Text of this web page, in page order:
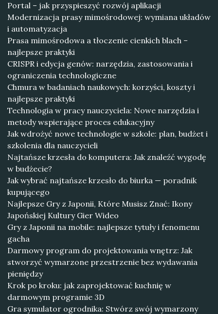
Portal – jak przyspieszyć rozwój aplikacji
Modernizacja prasy mimośrodowej: wymiana układów
i automatyzacja
Prasa mimośrodowa a tłoczenie cienkich blach –
najlepsze praktyki
CRISPR i edycja genów: narzędzia, zastosowania i
ograniczenia technologiczne
Chmura w badaniach naukowych: korzyści, koszty i
najlepsze praktyki
Technologia w pracy nauczyciela: Nowe narzędzia i
metody wspierające proces edukacyjny
Jak wdrożyć nowe technologie w szkole: plan, budżet i
szkolenia dla nauczycieli
Najtańsze krzesła do komputera: Jak znaleźć wygodę
w budżecie?
Jak wybrać najtańsze krzesło do biurka — poradnik
kupującego
Najlepsze Gry z Japonii, Które Musisz Znać: Ikony
Japońskiej Kultury Gier Wideo
Gry z Japonii na mobile: najlepsze tytuły i fenomenu
gacha
Darmowy program do projektowania wnętrz: Jak
stworzyć wymarzone przestrzenie bez wydawania
pieniędzy
Krok po kroku: jak zaprojektować kuchnię w
darmowym programie 3D
Gra symulator ogrodnika: Stwórz swój wymarzony